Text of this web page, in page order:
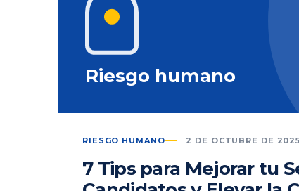
Riesgo humano
RIESGO HUMANO 2 DE OCTUBRE DE 2025
7 Tips para Mejorar tu